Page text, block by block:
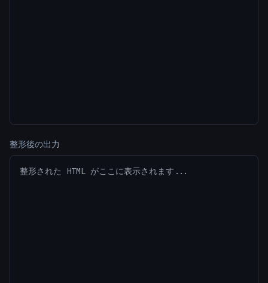
整形後の出力